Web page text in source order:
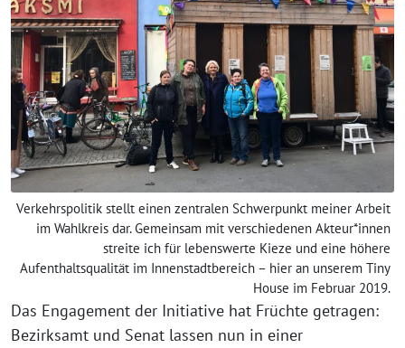
Verkehrspolitik stellt einen zentralen Schwerpunkt meiner Arbeit
im Wahlkreis dar. Gemeinsam mit verschiedenen Akteur*innen
streite ich für lebenswerte Kieze und eine höhere
Aufenthaltsqualität im Innenstadtbereich – hier an unserem Tiny
House im Februar 2019.
Das Engagement der Initiative hat Früchte getragen:
Bezirksamt und Senat lassen nun in einer